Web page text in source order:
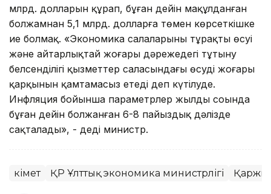
млрд. долларын құрап, бұған дейін мақұлданған
болжамнан 5,1 млрд. долларға төмен көрсеткішке
ие болмақ. «Экономика салаларының тұрақты өсуі
және айтарлықтай жоғары дәрежедегі тұтыну
белсенділігі қызметтер саласындағы өсудің жоғары
қарқынын қамтамасыз етеді деп күтілуде.
Инфляция бойынша параметрлер жылдың соңында
бұған дейін болжанған 6-8 пайыздық дәлізде
сақталады», - деді министр.
Үкімет ҚР Ұлттық экономика министрлігі Қаржы